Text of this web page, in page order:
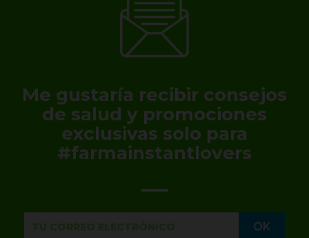
Me gustaría recibir consejos
de salud y promociones
exclusivas solo para
#farmainstantlovers